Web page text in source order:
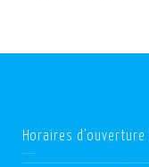
Horaires d’ouverture